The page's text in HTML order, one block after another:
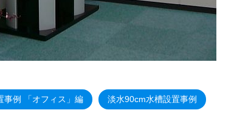
事例 「オフィス」編 淡水90cm水槽設置事例